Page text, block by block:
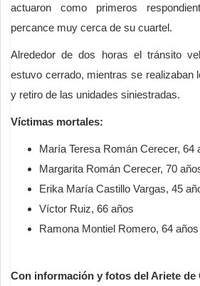
actuaron como primeros
percance muy cerca de su cuartel.
Alrededor de dos horas el tránsito
estuvo cerrado, mientras se realizaban
y retiro de las unidades siniestradas.
Víctimas mortales:
María Teresa Román Cerecer, 64
Margarita Román Cerecer, 70
Erika María Castillo Vargas, 45
Víctor Ruiz, 66 años
Ramona Montiel Romero, 64 años
Con información y fotos del Ariete de